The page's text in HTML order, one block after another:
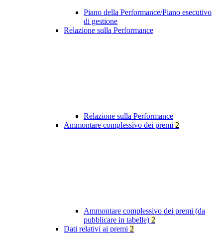
Piano della Performance/Piano esecutivo
di gestione
Relazione sulla Performance
Relazione sulla Performance
Ammontare complessivo dei premi 2
Ammontare complessivo dei premi (da
pubblicare in tabelle) 2
Dati relativi ai premi 2